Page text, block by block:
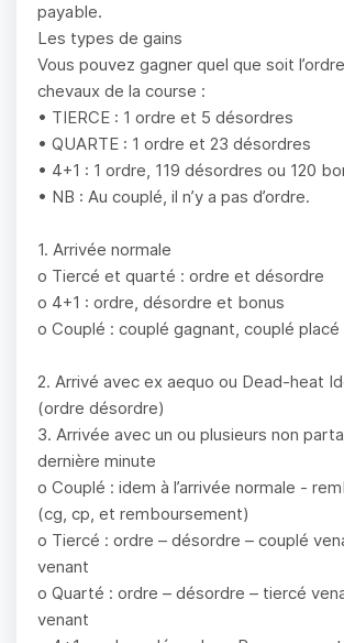
payable.
Les types de gains
Vous pouvez gagner quel que soit
chevaux de la course :
• TIERCE : 1 ordre et 5 désordres
• QUARTE : 1 ordre et 23 désordres
• 4+1 : 1 ordre, 119 désordres ou 120
• NB : Au couplé, il n’y a pas d’ordre.
1. Arrivée normale
o Tiercé et quarté : ordre et désordre
o 4+1 : ordre, désordre et bonus
o Couplé : couplé gagnant, couplé placé
2. Arrivé avec ex aequo ou Dead-heat
(ordre désordre)
3. Arrivée avec un ou plusieurs non
dernière minute
o Couplé : idem à l’arrivée normale -
(cg, cp, et remboursement)
o Tiercé : ordre – désordre – couplé
venant
o Quarté : ordre – désordre – tiercé
venant